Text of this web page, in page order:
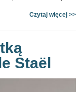
Czytaj więcej >>
Staël